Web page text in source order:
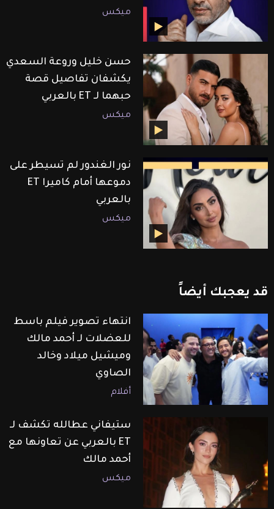
ميكس
حسن خليل وروعة السعدي
يكشفان تفاصيل قصة
حبهما لـ ET بالعربي
ميكس
نور الغندور لم تسيطر على
دموعها أمام كاميرا ET
بالعربي
ميكس
قد يعجبك أيضاً
انتهاء تصوير فيلم باسط
للعضلات لـ أحمد مالك
وميشيل ميلاد وخالد
الصاوي
أفلام
ستيفاني عطالله تكشف لـ
ET بالعربي عن تعاونها مع
أحمد مالك
ميكس